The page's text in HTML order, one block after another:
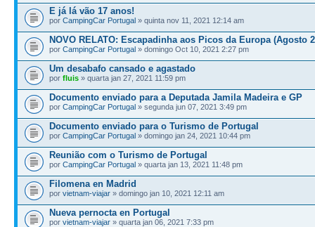
E já lá vão 17 anos!
por CampingCar Portugal » quinta nov 11, 2021 12:14 am
NOVO RELATO: Escapadinha aos Picos da Europa (Agosto
por CampingCar Portugal » domingo Oct 10, 2021 2:27 pm
Um desabafo cansado e agastado
por fluis » quarta jan 27, 2021 11:59 pm
Documento enviado para a Deputada Jamila Madeira e GP
por CampingCar Portugal » segunda jun 07, 2021 3:49 pm
Documento enviado para o Turismo de Portugal
por CampingCar Portugal » domingo jan 24, 2021 10:44 pm
Reunião com o Turismo de Portugal
por CampingCar Portugal » quarta jan 13, 2021 11:48 pm
Filomena en Madrid
por vietnam-viajar » domingo jan 10, 2021 12:11 am
Nueva pernocta en Portugal
por vietnam-viajar » quarta jan 06, 2021 7:33 pm